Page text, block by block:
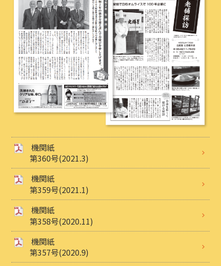
機関紙
第360号(2021.3)
機関紙
第359号(2021.1)
機関紙
第358号(2020.11)
機関紙
第357号(2020.9)